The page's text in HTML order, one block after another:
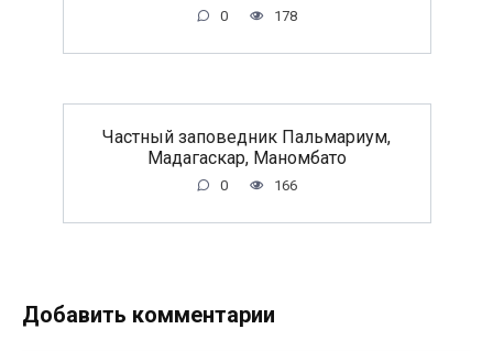
0 178
Частный заповедник Пальмариум,
Мадагаскар, Маномбато
0 166
Добавить комментарии